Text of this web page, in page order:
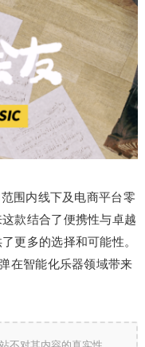
围内线下及电商平台零
款结合了便携性与卓越
更多的选择和可能性。
在智能化乐器领域带来